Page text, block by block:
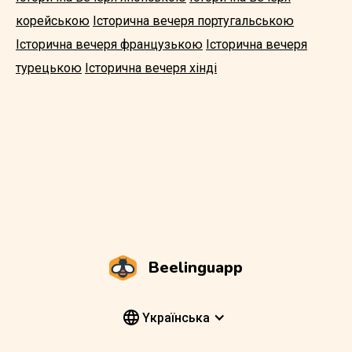
корейською Історична вечеря португальською
Історична вечеря французькою Історична вечеря
турецькою Історична вечеря хінді
Beelinguapp
Yкраїнська